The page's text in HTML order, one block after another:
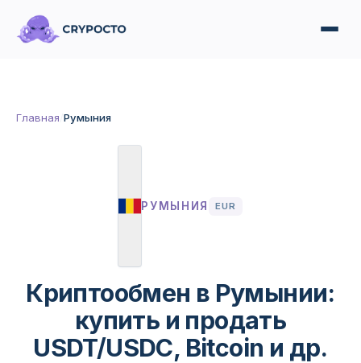
Главная Румыния
РУМЫНИЯ EUR
Криптообмен в Румынии:
купить и продать
USDT/USDC, Bitcoin и др.